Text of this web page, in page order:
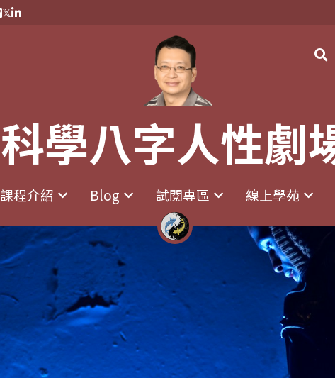
科學八字人性劇
課程介紹 Blog 試閱專區 線上學苑
科學八字人性劇
課程介紹 Blog 試閱專區 線上學苑